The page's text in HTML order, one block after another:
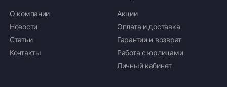
О компании
Новости
Статьи
Контакты
Акции
Оплата и доставка
Гарантии и возврат
Работа с юрлицами
Личный кабинет